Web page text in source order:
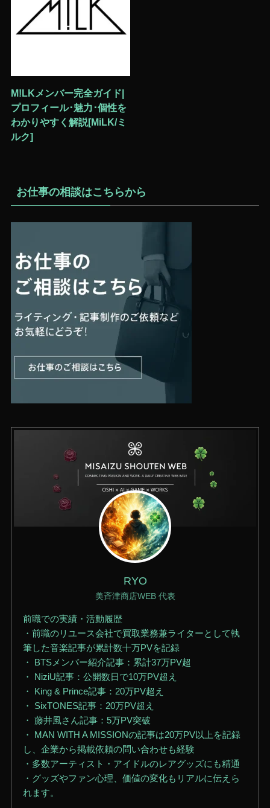
M!LKメンバー完全ガイド|
プロフィール･魅力･個性を
わかりやすく解説[MiLK/ミ
ルク]
お仕事の相談はこちらから
RYO
美斉津商店WEB 代表
前職での実績・活動履歴
・前職のリユース会社で買取業務兼ライターとして執
筆した音楽記事が累計数十万PVを記録
・ BTSメンバー紹介記事：累計37万PV超
・ NiziU記事：公開数日で10万PV超え
・ King & Prince記事：20万PV超え
・ SixTONES記事：20万PV超え
・ 藤井風さん記事：5万PV突破
・ MAN WITH A MISSIONの記事は20万PV以上を記録
し、企業から掲載依頼の問い合わせも経験
・多数アーティスト・アイドルのレアグッズにも精通
・グッズやファン心理、価値の変化もリアルに伝えら
れます。